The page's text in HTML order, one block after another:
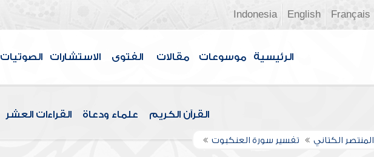
Français
English
Indonesia
الرئيسية موسوعات مقالات الفتوى الاستشارات الصوتيات
القرآن الكريم علماء ودعاة القراءات العشر
المنتصر الكتاني تفسير سورة العنكبوت